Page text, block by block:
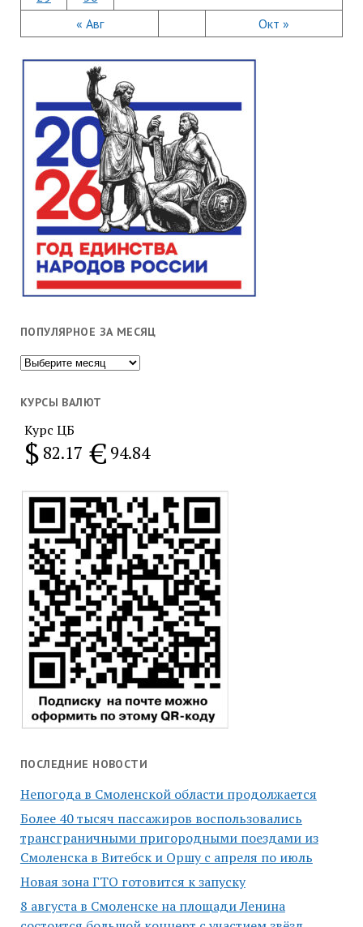
« Авг Окт »
ПОПУЛЯРНОЕ ЗА МЕСЯЦ
Популярное
месяц
КУРСЫ ВАЛЮТ
Курс ЦБ
$ 82.17 € 94.84
ПОСЛЕДНИЕ НОВОСТИ
Непогода в Смоленской области продолжается
Более 40 тысяч пассажиров воспользовались
трансграничными пригородными поездами из
Смоленска в Витебск и Оршу с апреля по июль
Новая зона ГТО готовится к запуску
8 августа в Смоленске на площади Ленина